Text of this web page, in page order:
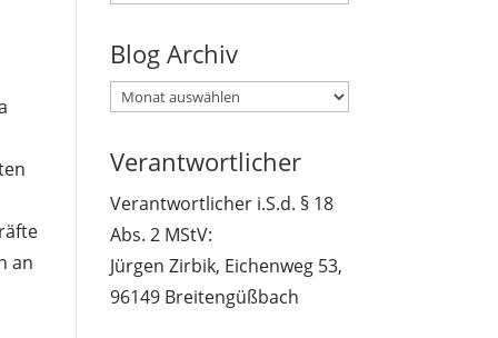
an
Blog Archiv
Blog
Verantwortlicher
Verantwortlicher i.S.d. § 18
Abs. 2 MStV:
Jürgen Zirbik, Eichenweg 53,
96149 Breitengüßbach